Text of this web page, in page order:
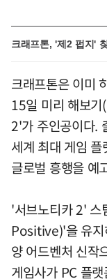
크래프톤, '제2 펍지'
크래프톤은 이미
15일 미리 해보
2'가 주인공이다.
세계 최대 게임
글로벌 흥행을 예
'서브노티카 2' 스
Positive)'을 유지
양 어드벤처 신작
게임사가 PC 플